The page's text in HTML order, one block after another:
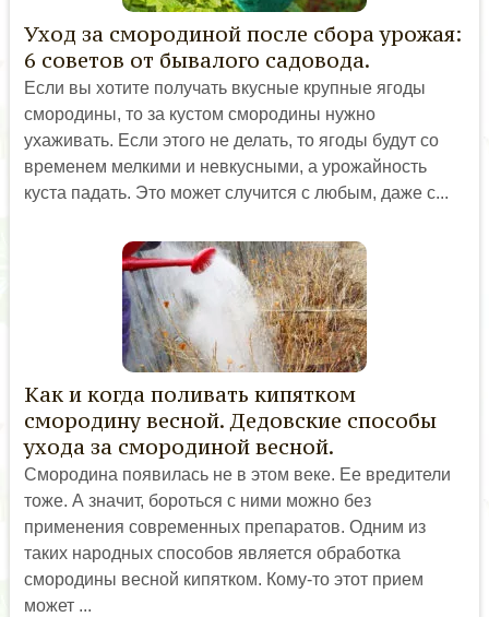
Уход за смородиной после сбора урожая:
6 советов от бывалого садовода.
Если вы хотите получать вкусные крупные ягоды
смородины, то за кустом смородины нужно
ухаживать. Если этого не делать, то ягоды будут со
временем мелкими и невкусными, а урожайность
куста падать. Это может случится с любым, даже с...
Как и когда поливать кипятком
смородину весной. Дедовские способы
ухода за смородиной весной.
Смородина появилась не в этом веке. Ее вредители
тоже. А значит, бороться с ними можно без
применения современных препаратов. Одним из
таких народных способов является обработка
смородины весной кипятком. Кому-то этот прием
может ...